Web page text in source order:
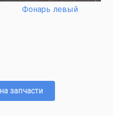
Фонарь левый
запчасти